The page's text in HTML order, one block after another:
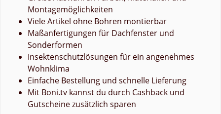
Montagemöglichkeiten
Viele Artikel ohne Bohren montierbar
Maßanfertigungen für Dachfenster und
Sonderformen
Insektenschutzlösungen für ein angenehmes
Wohnklima
Einfache Bestellung und schnelle Lieferung
Mit Boni.tv kannst du durch Cashback und
Gutscheine zusätzlich sparen